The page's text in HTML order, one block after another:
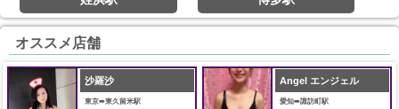
オススメ店舗
沙羅沙
東京➠東久留米駅
Angel エンジェル
愛知➠諏訪町駅